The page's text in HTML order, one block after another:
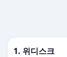
1. 위디스크